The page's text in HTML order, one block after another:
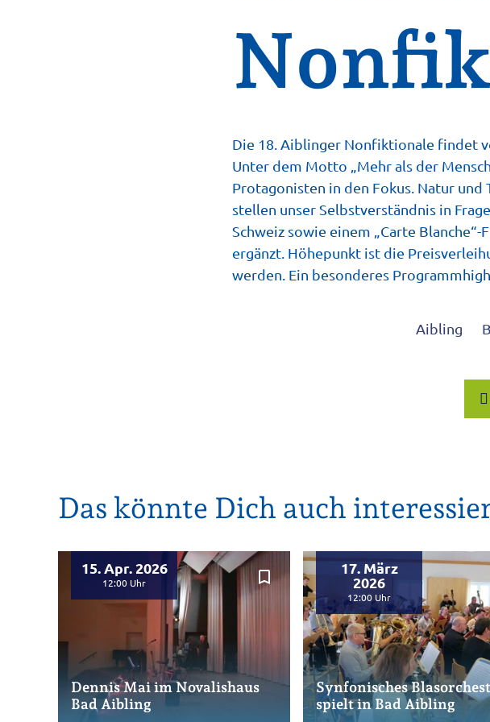
Die 18. Aiblinger Nonfiktionale findet
Unter dem Motto „Mehr als der
Protagonisten in den Fokus. Natur
stellen unser Selbstverständnis in
Schweiz sowie einem „Carte
ergänzt. Höhepunkt ist die
werden. Ein besonderes
Aibling
Das könnte Dich auch
bookmark_border
15. Apr. 2026
12:00
Dennis Mai im Novalishaus
Bad Aibling
17. März
2026
12:00
Synfonisches
spielt in Bad Aibling